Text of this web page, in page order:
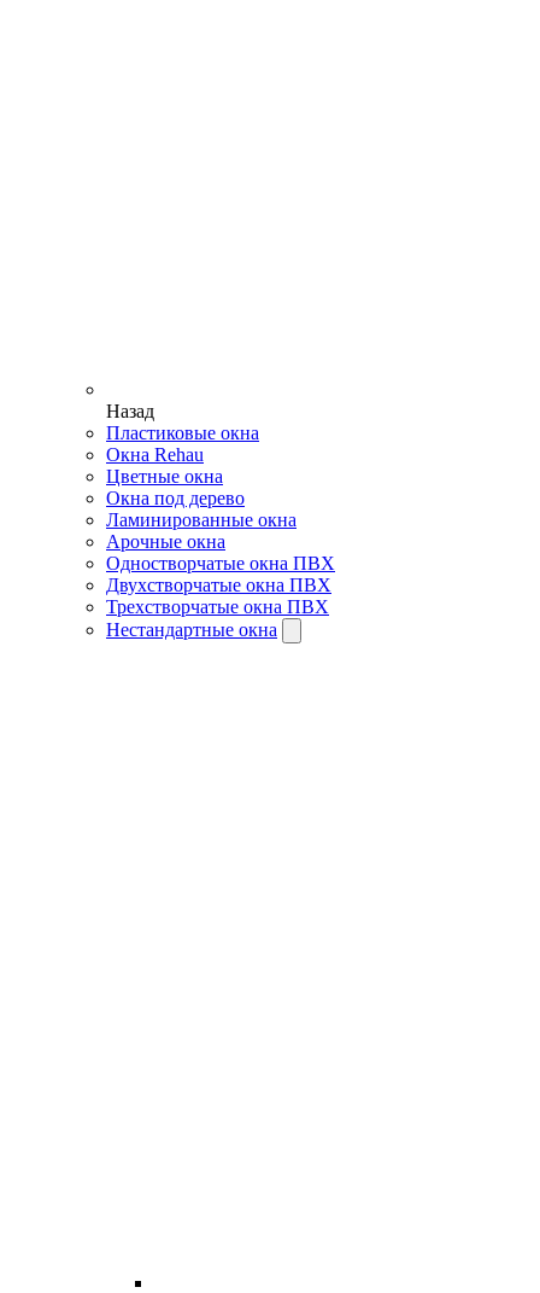
Назад
Пластиковые окна
Окна Rehau
Цветные окна
Окна под дерево
Ламинированные окна
Арочные окна
Одностворчатые окна ПВХ
Двухстворчатые окна ПВХ
Трехстворчатые окна ПВХ
Нестандартные окна